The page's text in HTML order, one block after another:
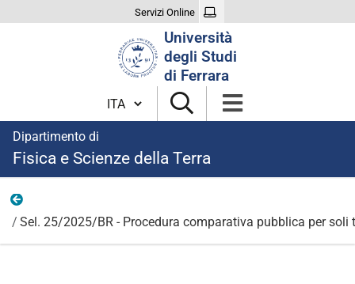
Servizi Online
Università
degli Studi
di Ferrara
Cambia lingua
Dipartimento di
Fisica e Scienze della Terra
Sel. 25/2025/BR - Procedura comparativa pubblica per